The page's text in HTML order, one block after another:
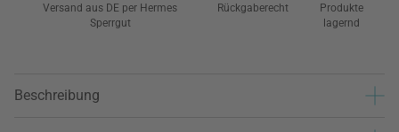
Versand aus DE per Hermes
Sperrgut
Rückgaberecht
Produkte
lagernd
Beschreibung